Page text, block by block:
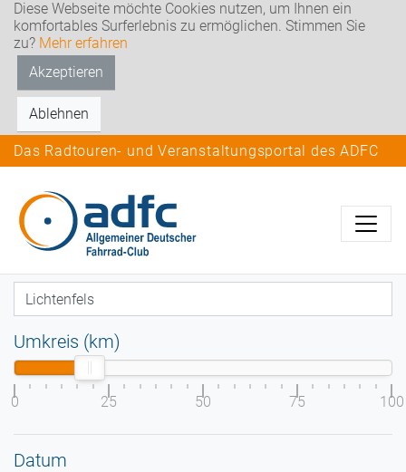
Diese Webseite möchte Cookies nutzen, um Ihnen ein
komfortables Surferlebnis zu ermöglichen. Stimmen Sie
zu? Mehr erfahren
Akzeptieren
Ablehnen
Das Radtouren- und Veranstaltungsportal des ADFC
Umkreis (km)
0 25 50 75 100
Datum